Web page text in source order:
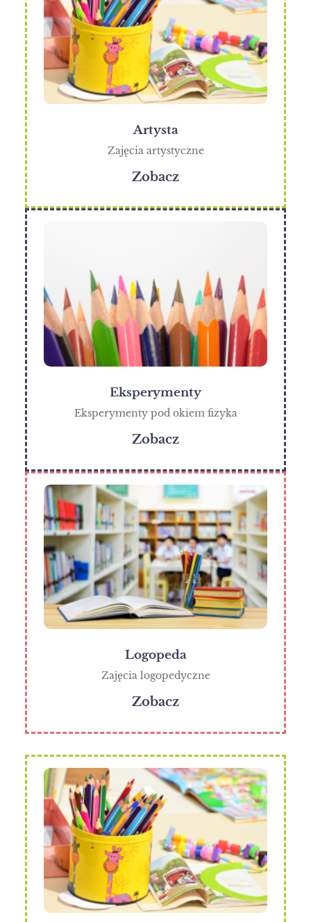
Artysta
Zajęcia artystyczne
Zobacz
Eksperymenty
Eksperymenty pod okiem fizyka
Zobacz
Logopeda
Zajęcia logopedyczne
Zobacz